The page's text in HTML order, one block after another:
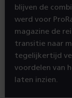
blijven de
werd voor
magazine de
transitie naar
tegelijkertijd
voordelen van
laten inzien.